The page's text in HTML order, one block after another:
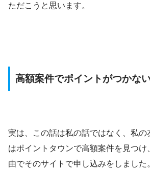
ただこうと思います。
高額案件でポイントがつかな
実は、この話は私の話ではなく、私の
はポイントタウンで高額案件を見つけ
由でそのサイトで申し込みをしました